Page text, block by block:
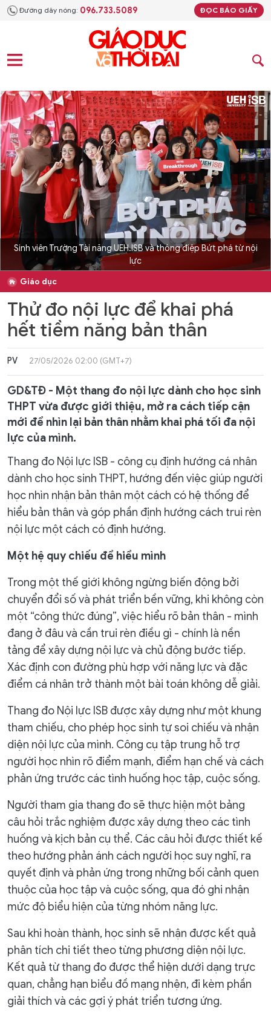
Đường dây nóng: 096.733.5089 ĐỌC BÁO GIẤY
Sinh viên Trường Tài năng UEH.ISB và thông điệp Bứt phá từ nội
lực
Giáo dục
Thử đo nội lực để khai phá
hết tiềm năng bản thân
PV 27/05/2026 02:00 (GMT+7)
GD&TĐ - Một thang đo nội lực dành cho học sinh
THPT vừa được giới thiệu, mở ra cách tiếp cận
mới để nhìn lại bản thân nhằm khai phá tối đa nội
lực của mình.
Thang đo Nội lực ISB - công cụ định hướng cá nhân
dành cho học sinh THPT, hướng đến việc giúp người
học nhìn nhận bản thân một cách có hệ thống để
hiểu bản thân và góp phần định hướng cách trui rèn
nội lực một cách có định hướng.
Một hệ quy chiếu để hiểu mình
Trong một thế giới không ngừng biến động bởi
chuyển đổi số và phát triển bền vững, khi không còn
một “công thức đúng”, việc hiểu rõ bản thân - mình
đang ở đâu và cần trui rèn điều gì - chính là nền
tảng để xây dựng nội lực và chủ động bước tiếp.
Xác định con đường phù hợp với năng lực và đặc
điểm cá nhân trở thành một bài toán không dễ giải.
Thang đo Nội lực ISB được xây dựng như một khung
tham chiếu, cho phép học sinh tự soi chiếu và nhận
diện nội lực của mình. Công cụ tập trung hỗ trợ
người học nhìn rõ điểm mạnh, điểm hạn chế và cách
phản ứng trước các tình huống học tập, cuộc sống.
Người tham gia thang đo sẽ thực hiện một bảng
câu hỏi trắc nghiệm được xây dựng theo các tình
huống và kịch bản cụ thể. Các câu hỏi được thiết kế
theo hướng phản ánh cách người học suy nghĩ, ra
quyết định và phản ứng trong những bối cảnh quen
thuộc của học tập và cuộc sống, qua đó ghi nhận
mức độ biểu hiện của từng nhóm năng lực.
Sau khi hoàn thành, học sinh sẽ nhận được kết quả
phân tích chi tiết theo từng phương diện nội lực.
Kết quả từ thang đo được thể hiện dưới dạng trực
quan, chẳng hạn biểu đồ mạng nhện, đi kèm phần
giải thích và các gợi ý phát triển tương ứng.